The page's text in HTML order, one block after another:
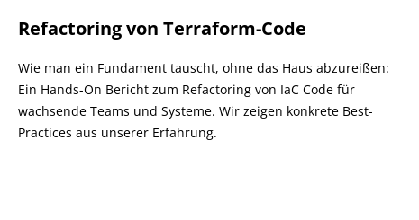
Refactoring von Terraform-Code
Wie man ein Fundament tauscht, ohne das Haus abzureißen:
Ein Hands-On Bericht zum Refactoring von IaC Code für
wachsende Teams und Systeme. Wir zeigen konkrete Best-
Practices aus unserer Erfahrung.